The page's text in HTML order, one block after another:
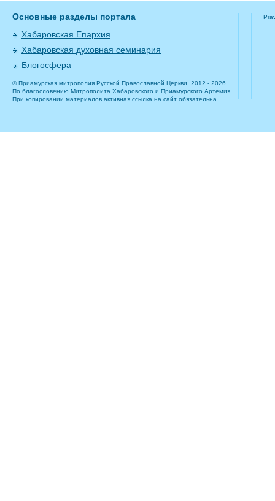
Основные разделы портала
Хабаровская Епархия
Хабаровская духовная семинария
Блогосфера
© Приамурская митрополия Русской Православной Церкви, 2012 - 2026
По благословению Митрополита Хабаровского и Приамурского Артемия.
При копировании материалов активная ссылка на сайт обязательна.